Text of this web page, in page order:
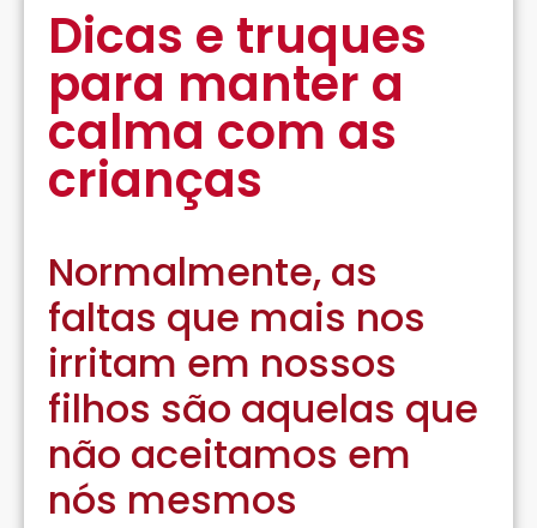
Dicas e truques
para manter a
calma com as
crianças
Normalmente, as
faltas que mais nos
irritam em nossos
filhos são aquelas que
não aceitamos em
nós mesmos